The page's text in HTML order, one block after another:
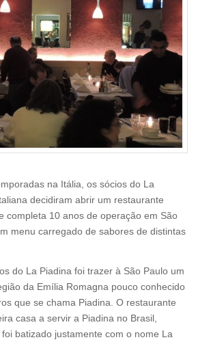
na Itália, os sócios do La
decidiram abrir um restaurante
completa 10 anos de operação em São
menu carregado de sabores de distintas
do La Piadina foi trazer à São Paulo um
da Emília Romagna pouco conhecido
que se chama Piadina. O restaurante
casa a servir a Piadina no Brasil,
batizado justamente com o nome La